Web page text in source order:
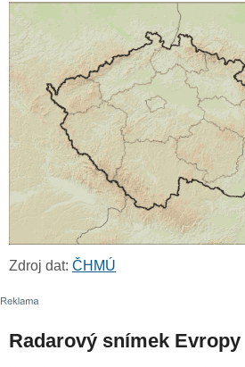
Zdroj dat: ČHMÚ
Radarový snímek Evropy